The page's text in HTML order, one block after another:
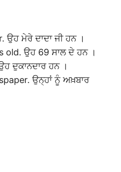
ਉਹ ਮੇਰੇ ਦਾਦਾ ਜੀ ਹਨ ।
old. ਉਹ 69 ਸਾਲ ਦੇ ਹਨ ।
ਦੁਕਾਨਦਾਰ ਹਨ ।
ਉਨ੍ਹਾਂ ਨੂੰ ਅਖ਼ਬਾਰ